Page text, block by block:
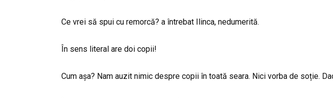
Ce vrei să spui cu remorcă? a întrebat Ilinca, nedumerită.
În sens literal are doi copii!
Cum așa? Nam auzit nimic despre copii în toată seara. Nici vorba de soție.